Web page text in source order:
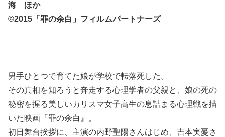
海 ほか
©2015「罪の余白」フィルムパートナーズ
男手ひとつで育てた娘が学校で転落死した。
その真相を知ろうと奔走する心理学者の父親と、娘の死の
秘密を握る美しいカリスマ女子高生の息詰まる心理戦を描
いた映画『罪の余白』。
初日舞台挨拶に、主演の内野聖陽さんはじめ、吉本実憂さ